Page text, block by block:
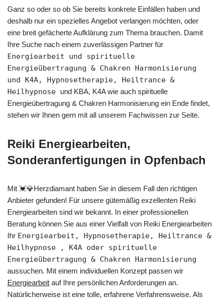
Ganz so oder so ob Sie bereits konkrete Einfällen haben und
deshalb nur ein spezielles Angebot verlangen möchten, oder
eine breit gefächerte Aufklärung zum Thema brauchen. Damit
Ihre Suche nach einem zuverlässigen Partner für
Energiearbeit und spirituelle
Energieübertragung & Chakren Harmonisierung
und K4A, Hypnosetherapie, Heiltrance &
Heilhypnose und KBA, K4A wie auch spirituelle
Energieübertragung & Chakren Harmonisierung ein Ende findet,
stehen wir Ihnen gern mit all unserem Fachwissen zur Seite.
Reiki Energiearbeiten,
Sonderanfertigungen in Opfenbach
Mit 💓️💎Herzdiamant haben Sie in diesem Fall den richtigen
Anbieter gefunden! Für unsere gütemäßig exzellenten Reiki
Energiearbeiten sind wir bekannt. In einer professionellen
Beratung können Sie aus einer Vielfalt von Reiki Energiearbeiten
Ihr Energiearbeit, Hypnosetherapie, Heiltrance &
Heilhypnose , K4A oder spirituelle
Energieübertragung & Chakren Harmonisierung
aussuchen. Mit einem individuellen Konzept passen wir
Energiearbeit auf Ihre persönlichen Anforderungen an.
Natürlicherweise ist eine tolle, erfahrene Verfahrensweise. Als